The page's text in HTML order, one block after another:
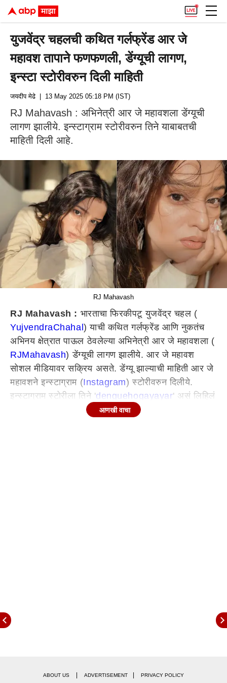
युजवेंद्र चहलची कथित गर्लफ्रेंड आर जे
महावश तापाने फणफणली, डेंग्यूची लागण,
इन्स्टा स्टोरीवरुन दिली माहिती
जयदीप मेढे| 13 May 2025 05:18 PM (IST)
RJ Mahavash : अभिनेत्री आर जे महावशला डेंग्यूची
लागण झालीये. इन्स्टाग्राम स्टोरीवरुन तिने याबाबतची
माहिती दिली आहे.
RJ Mahavash
RJ Mahavash : भारताचा फिरकीपटू युजवेंद्र चहल (
YujvendraChahal) याची कथित गर्लफ्रेंड आणि नुकतंच
अभिनय क्षेत्रात पाऊल ठेवलेल्या अभिनेत्री आर जे महावशला (
RJMahavash) डेंग्यूची लागण झालीये. आर जे महावश
सोशल मीडियावर सक्रिय असते. डेंग्यू झाल्याची माहिती आर जे
महावशने इन्स्टाग्राम (Instagram) स्टोरीवरुन दिलीये.
इन्स्टाग्राम स्टोरीला तिने 'denguehogayayar' असं लिहिलं
असून त्याला डासाच्या आवाजाचं म्युजिक लावण्यात आलंय.
अनेकदा एकत्र स्पॉट झाले. तेव्हापासून चहल आणि महावशच्या
आणखी वाचा
ABOUT US ADVERTISEMENT PRIVACY POLICY